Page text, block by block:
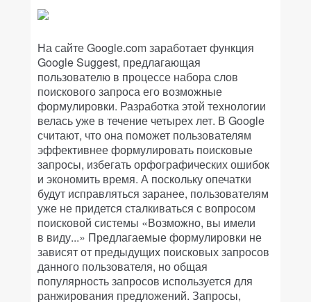
На сайте Google.com заработает функция
Google Suggest, предлагающая
пользователю в процессе набора слов
поискового запроса его возможные
формулировки. Разработка этой технологии
велась уже в течение четырех лет. В Google
считают, что она поможет пользователям
эффективнее формулировать поисковые
запросы, избегать орфографических ошибок
и экономить время. А поскольку опечатки
будут исправляться заранее, пользователям
уже не придется сталкиваться с вопросом
поисковой системы «Возможно, вы имели
в виду...» Предлагаемые формулировки не
зависят от предыдущих поисковых запросов
данного пользователя, но общая
популярность запросов используется для
ранжирования предложений. Запросы,